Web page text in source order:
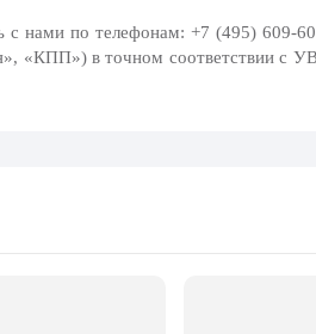
с нами по телефонам: +7 (495) 609-
«КПП») в точном соответствии с